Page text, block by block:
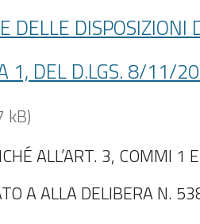
DELLE DISPOSIZIONI
1, DEL D.LGS. 8/11/
kB)
ALL’ART. 3, COMMI 1
A ALLA DELIBERA N.